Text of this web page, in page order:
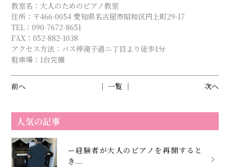
教室名：大人のためのピアノ教室
住所：〒466-0054 愛知県名古屋市昭和区円上町29-17
TEL：090-7672-8651
FAX：052-882-1038
アクセス方法：バス停滝子通ニ丁目より徒歩1分
駐車場：1台完備
前へ 次へ
│ 一覧 │
人気の記事
ー経験者が大人のピアノを再開すると
き...